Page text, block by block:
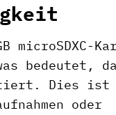
microSDXC-
bedeutet,
Dies ist
oder